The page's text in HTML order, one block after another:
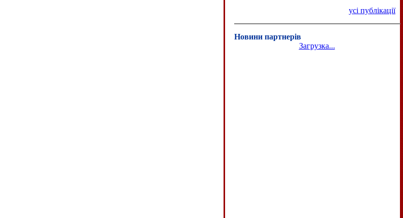
усі публікації
Новини партнерів
Загрузка...